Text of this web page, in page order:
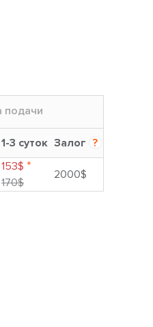
подачи
1-3 суток Залог ?
153$ *
170$
2000$